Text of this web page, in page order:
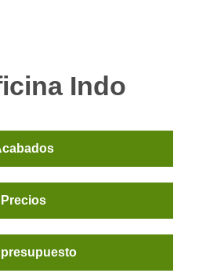
Indo
Precios
presupuesto